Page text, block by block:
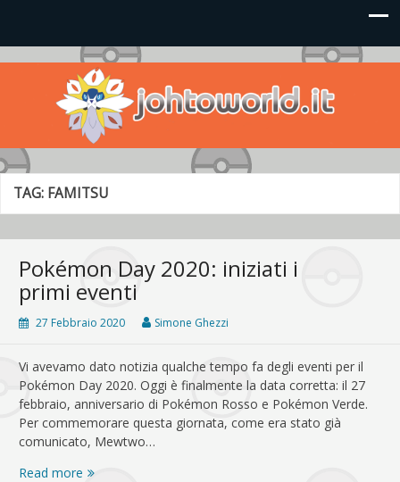
Johto World
Le novità più frizzanti dall'universo Pokémon e Nintendo
TAG: FAMITSU
Pokémon Day 2020: iniziati i
primi eventi
27 Febbraio 2020 Simone Ghezzi
Vi avevamo dato notizia qualche tempo fa degli eventi per il
Pokémon Day 2020. Oggi è finalmente la data corretta: il 27
febbraio, anniversario di Pokémon Rosso e Pokémon Verde.
Per commemorare questa giornata, come era stato già
comunicato, Mewtwo…
Read more Pokémon